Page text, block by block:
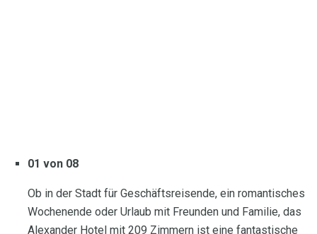
01 von 08
Ob in der Stadt für Geschäftsreisende, ein romantisches
Wochenende oder Urlaub mit Freunden und Familie, das
Alexander Hotel mit 209 Zimmern ist eine fantastische